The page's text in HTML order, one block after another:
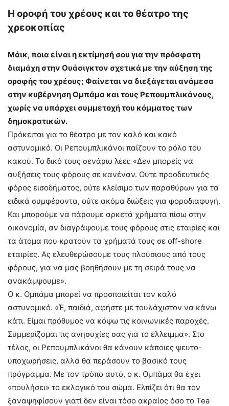
Η οροφή του χρέους και το θέατρο της
χρεοκοπίας
Μάικ, ποια είναι η εκτίμησή σου για την πρόσφατη
διαμάχη στην Ουάσιγκτον σχετικά με την αύξηση της
οροφής του χρέους; Φαίνεται να διεξάγεται ανάμεσα
στην κυβέρνηση Ομπάμα και τους Ρεπουμπλικάνους,
χωρίς να υπάρχει συμμετοχή του κόμματος των
δημοκρατικών.
Πρόκειται για το θέατρο με τον καλό και κακό
αστυνομικό. Οι Ρεπουμπλικάνοι παίζουν το ρόλο του
κακού. Το δικό τους σενάριο λέει: «Δεν μπορείς να
αυξήσεις τους φόρους σε κανέναν. Ούτε προοδευτικός
φόρος εισοδήματος, ούτε κλείσιμο των παραθύρων για τα
ειδικά συμφέροντα, ούτε ακόμα διώξεις για φοροδιαφυγή.
Και μπορούμε να πάρουμε αρκετά χρήματα πίσω στην
οικονομία, αν διαγράψουμε τους φόρους στις εταιρίες και
τα άτομα που κρατούν τα χρήματά τους σε off-shore
εταιρίες. Ας ελευθερώσουμε τους πλούσιους από τους
φόρους, για να μας βοηθήσουν με τη σειρά τους να
ανακάμψουμε».
Ο κ. Ομπάμα μπορεί να προσποιείται τον καλό
αστυνομικό. «Έ, παιδιά, αφήστε με τουλάχιστον να κάνω
κάτι. Είμαι πρόθυμος να κόψω τις κοινωνικές παροχές.
Συμμερίζομαι τις ανησυχίες σας για το έλλειμμα». Στο
τέλος, οι Ρεπουμπλικάνοι θα κάνουν κάποιες ψευτο-
υποχωρήσεις, αλλά θα περάσουν το βασικό τους
πρόγραμμα. Με τον τρόπο αυτό, ο κ. Ομπάμα θα έχει
«πουλήσει» το εκλογικό του σώμα. Ελπίζει ότι θα τον
ξαναψηφίσουν γιατί δεν είναι τόσο ακραίος όσο το Tea